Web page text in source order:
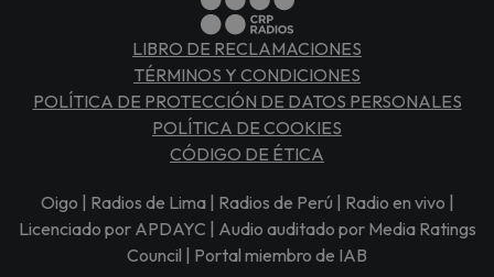
LIBRO DE RECLAMACIONES
TÉRMINOS Y CONDICIONES
POLÍTICA DE PROTECCIÓN DE DATOS PERSONALES
POLÍTICA DE COOKIES
CÓDIGO DE ÉTICA
Oigo | Radios de Lima | Radios de Perú | Radio en vivo |
Licenciado por APDAYC | Audio auditado por Media Ratings
Council | Portal miembro de IAB